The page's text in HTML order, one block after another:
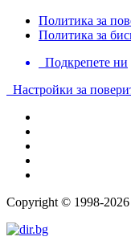
Политика за
Политика за
Подкрепете ни
Настройки за
Copyright © 1998-